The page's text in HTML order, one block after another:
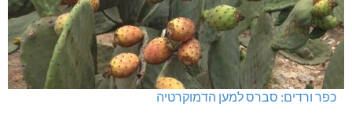
כפר ורדים: סברס למען הדמוקרטיה